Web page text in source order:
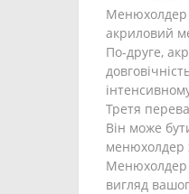
Менюхолдер
акриловий
По-друге,
Третя
Він може
менюхолдер
Менюхолдер
вигляд